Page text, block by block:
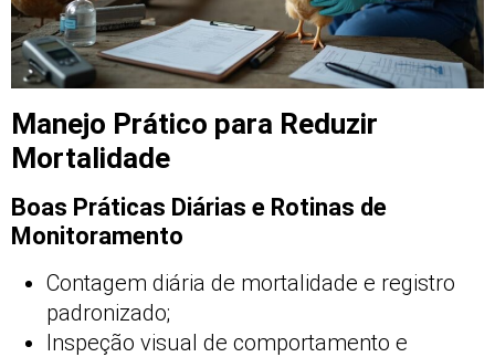
Manejo Prático para Reduzir
Mortalidade
Boas Práticas Diárias e Rotinas de
Monitoramento
Contagem diária de mortalidade e registro
padronizado;
Inspeção visual de comportamento e